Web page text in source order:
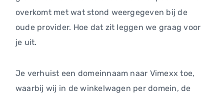
overkomt met wat stond weergegeven bij de
oude provider. Hoe dat zit leggen we graag voor
je uit.
Je verhuist een domeinnaam naar Vimexx toe,
waarbij wij in de winkelwagen per domein, de